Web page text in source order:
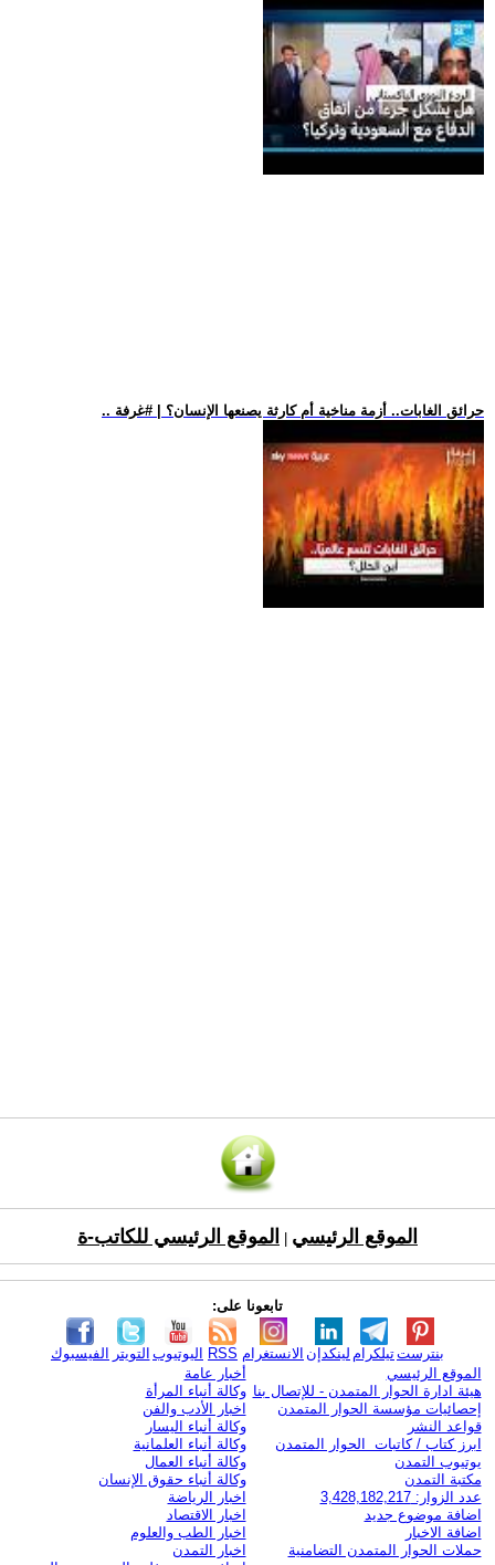
.. حرائق الغابات.. أزمة مناخية أم كارثة يصنعها الإنسان؟ | #غرفة
الموقع الرئيسي الموقع الرئيسي للكاتب-ة
تابعونا على:
الفيسبوك التويتر اليوتيوب RSS الانستغرام لينكدإن تيلكرامبنترست
الموقع الرئيسي
هيئة ادارة الحوار المتمدن - للإتصال بنا
إحصائيات مؤسسة الحوار المتمدن
قواعد النشر
ابرز كتاب / كاتبات الحوار المتمدن
يوتيوب التمدن
مكتبة التمدن
عدد الزوار: 3,428,182,217
اضافة موضوع جديد
اضافة الاخبار
حملات الحوار المتمدن التضامنية
أخبار عامة
وكالة أنباء المرأة
اخبار الأدب والفن
وكالة أنباء اليسار
وكالة أنباء العلمانية
وكالة أنباء العمال
وكالة أنباء حقوق الإنسان
اخبار الرياضة
اخبار الاقتصاد
اخبار الطب والعلوم
اخبار التمدن